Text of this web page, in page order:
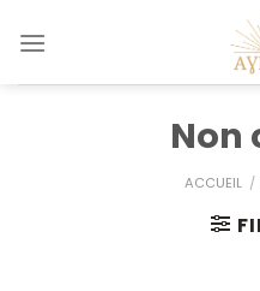
au
Non
ACCUEIL /